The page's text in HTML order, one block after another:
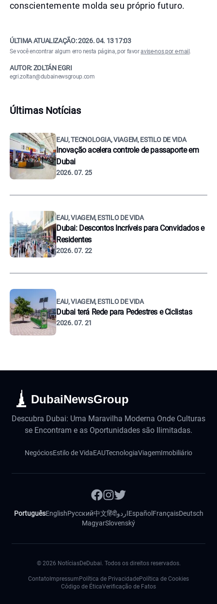
conscientemente molda seu próprio futuro.
ÚLTIMA ATUALIZAÇÃO:2026. 04. 13 17:03
Se você encontrar algum erro nesta página, por favoravise-nos por e-mail .
AUTOR: ZOLTÁN EGRI
egri.zoltan@dubainewsgroup.com
Últimas Notícias
EAU, TECNOLOGIA, VIAGEM, ESTILO DE VIDA
Inovação acelera controle de passaporte em
Dubai
2026. 07. 25
EAU, VIAGEM, ESTILO DE VIDA
Dubai: Descontos Incríveis para Convidados e
Residentes
2026. 07. 22
EAU, VIAGEM, ESTILO DE VIDA
Dubai terá Rede para Pedestres e Ciclistas
2026. 07. 21
DubaiNewsGroup
Descubra Dubai: Uma Maravilha Moderna Onde Culturas
se Encontram e as Oportunidades são Ilimitadas.
NegóciosEstilo de VidaEAUTecnologiaViagemImobiliário
PortuguêsEnglishРусский中文हिंदीاردوEspañol FrançaisDeutsch
MagyarSlovenský
© 2026 NotíciasDeDubai. Todos os direitos reservados.
Contato Impressum Política de PrivacidadePolítica de Cookies
Código de ÉticaVerificação de Fatos